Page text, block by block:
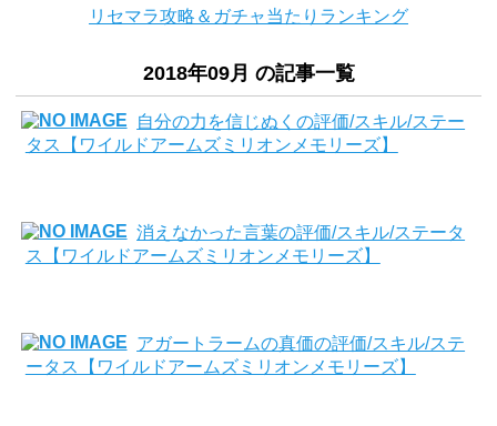
リセマラ攻略＆ガチャ当たりランキング
2018年09月 の記事一覧
自分の力を信じぬくの評価/スキル/ステー
タス【ワイルドアームズミリオンメモリーズ】
消えなかった言葉の評価/スキル/ステータ
ス【ワイルドアームズミリオンメモリーズ】
アガートラームの真価の評価/スキル/ステ
ータス【ワイルドアームズミリオンメモリーズ】